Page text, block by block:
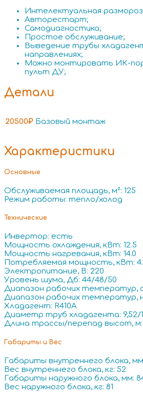
Интелектуальная
Авторестарт;
Самодиагностика;
Простое обслуживание;
Выведение трубы
направлениях;
Можно монтировать ИК-
пульт ДУ;
Детали
20500₽ Базовый монтаж
Характеристики
Основные
Обслуживаемая площадь, м²: 125
Режим работы: тепло/холод
Технические
Инвертор: есть
Мощность охлаждения, кВт: 12.5
Мощность нагревания, кВт: 14.0
Потребляемая мощность, кВт:
Электропитание, В: 220
Уровень шума, Дб: 44/48/50
Диапазон рабочих температур,
Диапазон рабочих температур,
Хладагент: R410A
Диаметр труб хладагента: 9,52/
Длина трассы/перепад высот, м:
Габариты и Вес
Габариты внутреннего блока,
Вес внутреннего блока, кг: 52
Габариты наружного блока, мм:
Вес наружного блока, кг: 81